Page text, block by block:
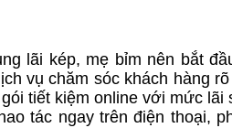
lãi kép, mẹ bỉm nên bắt
vụ chăm sóc khách hàng
tiết kiệm online với mức
tác ngay trên điện thoại,